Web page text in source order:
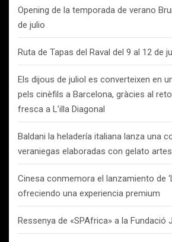
Opening de la temporada de verano
de julio
Ruta de Tapas del Raval del 9 al 12 de
Els dijous de juliol es converteixen en
pels cinèfils a Barcelona, gràcies al
fresca a L’illa Diagonal
Baldani la heladería italiana lanza una
veraniegas elaboradas con gelato
Cinesa conmemora el lanzamiento de
ofreciendo una experiencia premium
Ressenya de «SPAfrica» a la Fundació